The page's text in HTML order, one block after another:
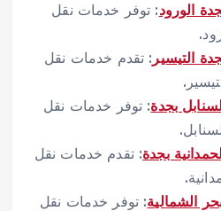
الورود: توفر خدمات نقل
التيسير : تقدم خدمات نقل
بجدة: توفر خدمات نقل
بجدة: تقدم خدمات نقل
الشمالية: توفر خدمات نقل